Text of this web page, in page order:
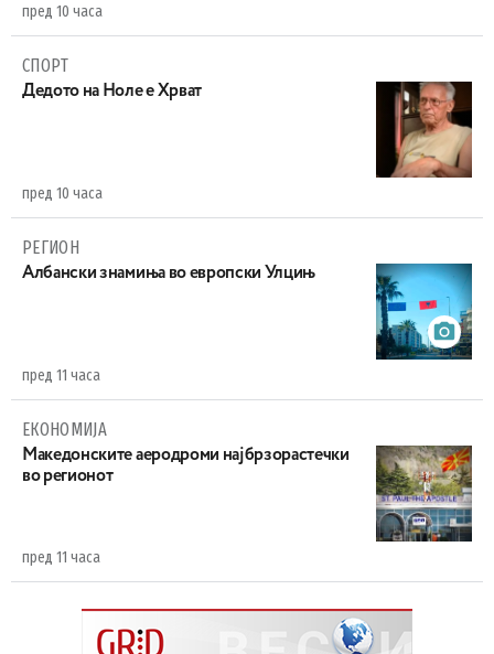
пред 10 часа
СПОРТ
Дедото на Ноле е Хрват
пред 10 часа
РЕГИОН
Aлбански знамиња во европски Улцињ
пред 11 часа
ЕКОНОМИЈА
Maкедонските аеродроми најбрзорастечки
во регионот
пред 11 часа